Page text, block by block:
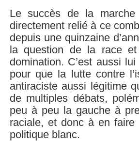
Le succès de la
directement relié à ce
depuis une quinzaine
la question de la race
domination. C’est aussi
pour que la lutte contre
antiraciste aussi légitime
de multiples débats,
peu à peu la gauche à
raciale, et donc à en
politique blanc.